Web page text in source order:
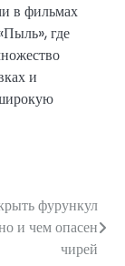
в фильмах
где
и
фурункул
и чем опасен
чирей